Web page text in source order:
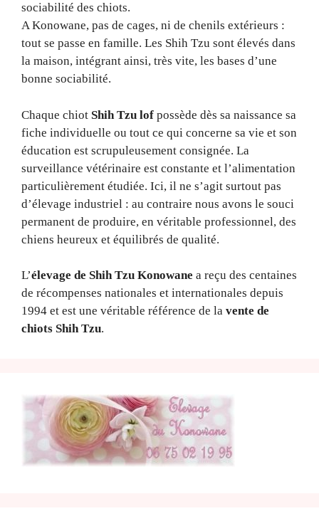
sociabilité des chiots.
A Konowane, pas de cages, ni de chenils extérieurs :
tout se passe en famille. Les Shih Tzu sont élevés dans
la maison, intégrant ainsi, très vite, les bases d’une
bonne sociabilité.
Chaque chiot Shih Tzu lof possède dès sa naissance sa
fiche individuelle ou tout ce qui concerne sa vie et son
éducation est scrupuleusement consignée. La
surveillance vétérinaire est constante et l’alimentation
particulièrement étudiée. Ici, il ne s’agit surtout pas
d’élevage industriel : au contraire nous avons le souci
permanent de produire, en véritable professionnel, des
chiens heureux et équilibrés de qualité.
L’élevage de Shih Tzu Konowane a reçu des centaines
de récompenses nationales et internationales depuis
1994 et est une véritable référence de la vente de
chiots Shih Tzu.